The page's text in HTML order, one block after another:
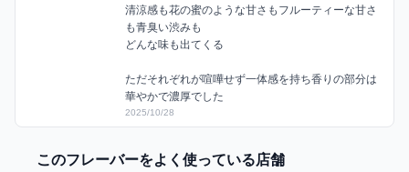
清涼感も花の蜜のような甘さもフルーティーな甘さ
も青臭い渋みも
どんな味も出てくる
ただそれぞれが喧嘩せず一体感を持ち香りの部分は
華やかで濃厚でした
2025/10/28
このフレーバーをよく使っている店舗